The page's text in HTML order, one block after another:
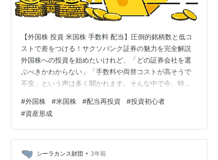
【外国株 投資 米国株 手数料 配当】圧倒的銘柄数と低コ
ストで差をつける！サクソバンク証券の魅力を完全解説
外国株への投資を始めたいけれど、「どの証券会社を選
ぶべきかわからない」「手数料や両替コストが高そうで
不安」という声は多く聞かれます。そんな中で今、特に
パ発のオンライン証券であるサクソバンク証券は、取扱
銘柄の多さ、手数料の低さ、情報ツールの充実といった
点で、国内証券会社を凌駕するサービスを提供していま
す。サクソバンク証券の外国株式取引の全貌を、投資初
心者にも分かりやすく解説します。 サクソバンク証券と
#外国株 #米国株 #配当再投資 #投資初心者
#資産形成
シーラカンス財団 • 3年前